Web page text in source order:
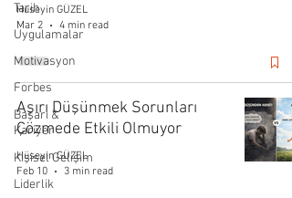
Tarih
Uygulamalar
Motivasyon
Forbes
Başarı &
Kariyer
Kişisel Gelişim
Liderlik
Hüseyin GÜZEL
Mar 2
4 min read
Aşırı Düşünmek Sorunları
Çözmede Etkili Olmuyor
Hüseyin GÜZEL
Feb 10
3 min read